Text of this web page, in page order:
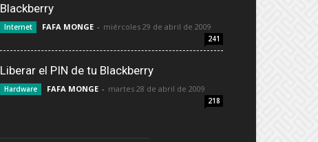
Blackberry
Internet FAFA MONGE - miércoles 29 de abril de 2009
241
Liberar el PIN de tu Blackberry
Hardware FAFA MONGE - martes 28 de abril de 2009
218